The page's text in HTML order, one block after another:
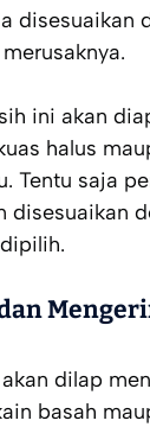
disesuaikan
ini akan
halus
Tentu saja
disesuaikan
dilap
basah